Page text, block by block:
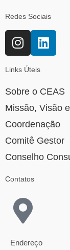
Redes Sociais
Links Úteis
Sobre o CEAS
Missão, Visão
Coordenação
Comitê Gestor
Conselho
Contatos
Endereço